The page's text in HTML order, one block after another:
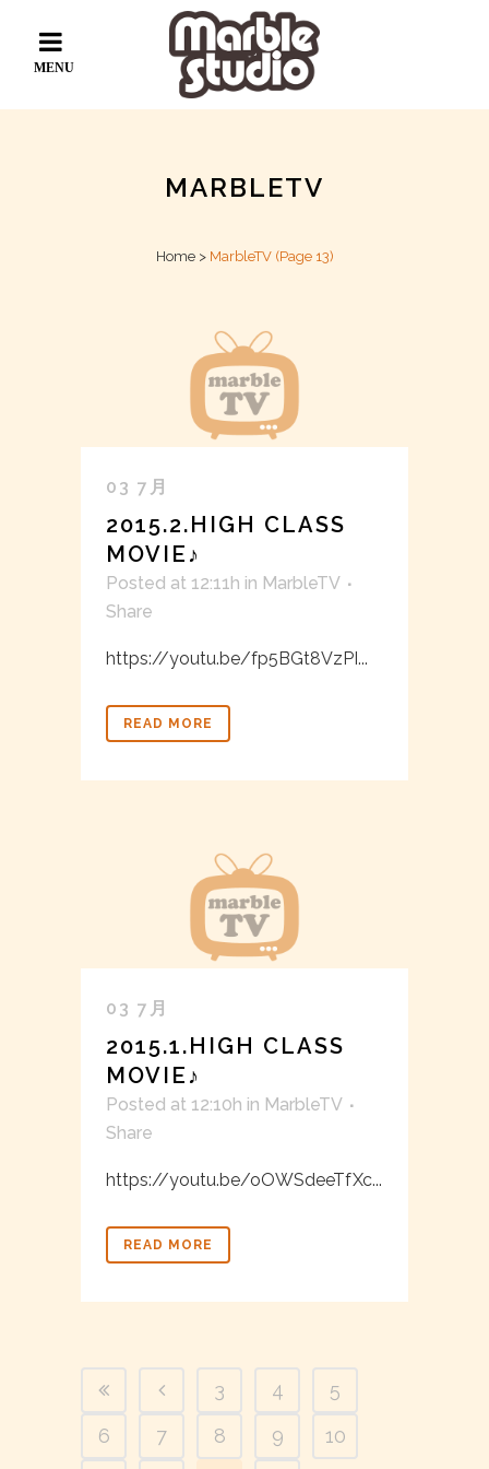
MARBLETV
Home> MarbleTV(Page 13)
03 7月
2015.2.HIGH CLASS
MOVIE♪
Posted at 12:11h in MarbleTV
Share
https://youtu.be/fp5BGt8VzPI...
READ MORE
03 7月
2015.1.HIGH CLASS
MOVIE♪
Posted at 12:10h in MarbleTV
Share
https://youtu.be/oOWSdeeTfXc...
READ MORE
3 4
5
6
7 8 9
10